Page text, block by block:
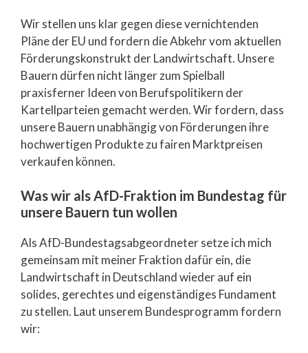
Wir stellen uns klar gegen diese vernichtenden
Pläne der EU und fordern die Abkehr vom aktuellen
Förderungskonstrukt der Landwirtschaft. Unsere
Bauern dürfen nicht länger zum Spielball
praxisferner Ideen von Berufspolitikern der
Kartellparteien gemacht werden. Wir fordern, dass
unsere Bauern unabhängig von Förderungen ihre
hochwertigen Produkte zu fairen Marktpreisen
verkaufen können.
Was wir als AfD-Fraktion im Bundestag für
unsere Bauern tun wollen
Als AfD-Bundestagsabgeordneter setze ich mich
gemeinsam mit meiner Fraktion dafür ein, die
Landwirtschaft in Deutschland wieder auf ein
solides, gerechtes und eigenständiges Fundament
zu stellen. Laut unserem Bundesprogramm fordern
wir: